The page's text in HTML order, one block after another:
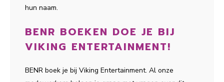
hun naam.
BENR BOEKEN DOE JE BIJ
VIKING ENTERTAINMENT!
BENR boek je bij Viking Entertainment. Al onze